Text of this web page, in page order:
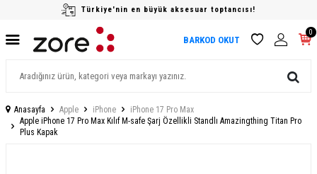
Türkiye'nin en büyük aksesuar toptancısı!
BARKOD OKUT
0
Anasayfa Apple iPhone
iPhone 17 Pro Max
Apple iPhone 17 Pro Max Kılıf M-safe Şarj Özellikli Standlı Amazingthing Titan Pro
Plus Kapak